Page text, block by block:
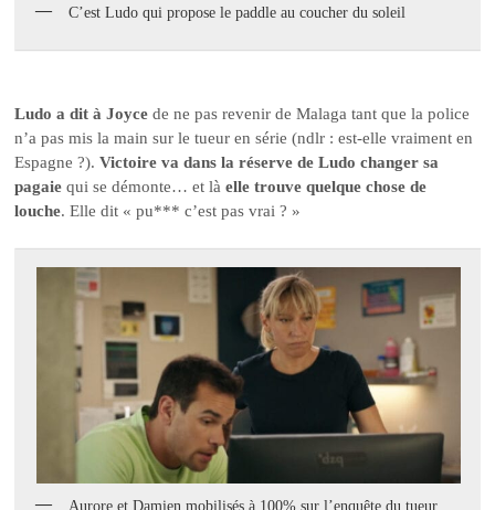
C’est Ludo qui propose le paddle au coucher du soleil
Ludo a dit à Joyce de ne pas revenir de Malaga tant que la police
n’a pas mis la main sur le tueur en série (ndlr : est-elle vraiment en
Espagne ?).Victoire va dans la réserve de Ludo changer sa
pagaie qui se démonte… et làelle trouve quelque chose de
louche. Elle dit « pu*** c’est pas vrai ? »
Aurore et Damien mobilisés à 100% sur l’enquête du tueur